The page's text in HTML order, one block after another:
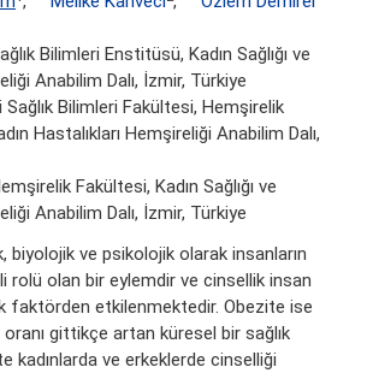
Bilimleri Enstitüsü, Kadın Sağlığı ve
Anabilim Dalı, İzmir, Türkiye
Bilimleri Fakültesi, Hemşirelik
Hastalıkları Hemşireliği Anabilim Dalı,
Fakültesi, Kadın Sağlığı ve
Anabilim Dalı, İzmir, Türkiye
biyolojik ve psikolojik olarak insanların
rolü olan bir eylemdir ve cinsellik insan
faktörden etkilenmektedir. Obezite ise
gittikçe artan küresel bir sağlık
kadınlarda ve erkeklerde cinselliği